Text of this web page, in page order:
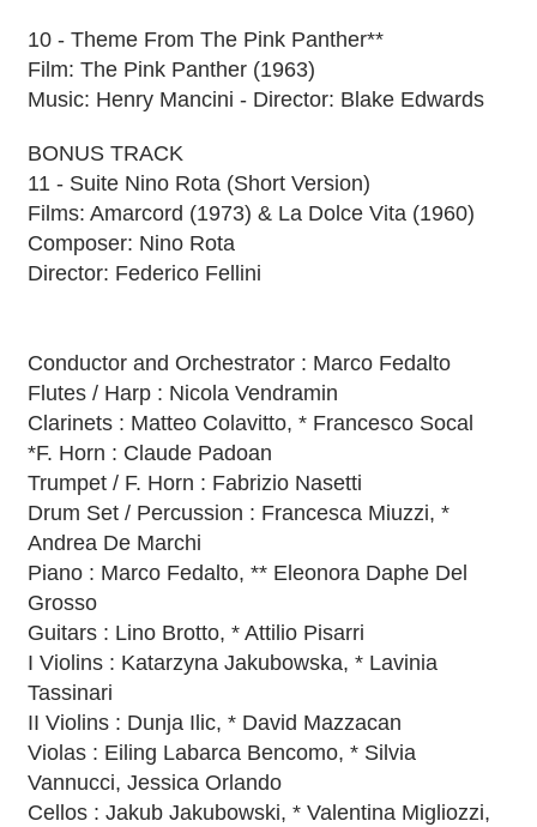
10 - Theme From The Pink Panther**
Film: The Pink Panther (1963)
Music: Henry Mancini - Director: Blake Edwards
BONUS TRACK
11 - Suite Nino Rota (Short Version)
Films: Amarcord (1973) & La Dolce Vita (1960)
Composer: Nino Rota
Director: Federico Fellini
Conductor and Orchestrator : Marco Fedalto
Flutes / Harp : Nicola Vendramin
Clarinets : Matteo Colavitto, * Francesco Socal
*F. Horn : Claude Padoan
Trumpet / F. Horn : Fabrizio Nasetti
Drum Set / Percussion : Francesca Miuzzi, *
Andrea De Marchi
Piano : Marco Fedalto, ** Eleonora Daphe Del
Grosso
Guitars : Lino Brotto, * Attilio Pisarri
I Violins : Katarzyna Jakubowska, * Lavinia
Tassinari
II Violins : Dunja Ilic, * David Mazzacan
Violas : Eiling Labarca Bencomo, * Silvia
Vannucci, Jessica Orlando
Cellos : Jakub Jakubowski, * Valentina Migliozzi,